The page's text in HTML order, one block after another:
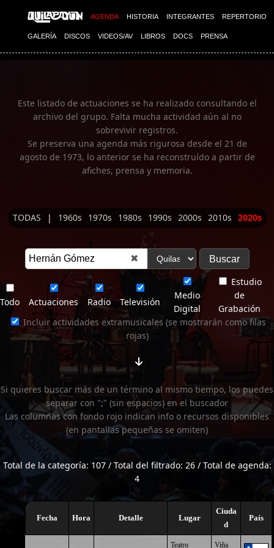
AGENDA HISTORIA INTEGRANTES REPERTORIO
GALERÍA DISCOS VIDEOS/AV LIBROS DOCS PRENSA
Imagen 01
Este listado de actuaciones se ha realizado consultando el
archivo del grupo. Falta mucha actividad aún al no
sobrevivir registros.
Se preserva una agenda más rigurosa desde el 21 de
agosto de 1973, lo anterior se ha reconstruído a partir de
afiches, prensa y memoria.
TODAS | 1960s 1970s 1980s 1990s 2000s 2010s 2020s
✖
Todo Actuaciones Radio Televisión
Medio
Digital
Estudio
de
Grabación
Incluir actividades extramusicales (se mostrarán como filas
rojas)
Si quieres buscar más de un término al mismo tiempo, los puedes
separar con ";" (sin espacios) en el buscador
Las columnas con fondo rojo indican info o recursos disponibles
(en pantallas pequeñas se omiten)
Total de la categoría: 107 / Total del filtrado: 26 / Total de agenda:
4
Fecha Hora Detalle Lugar
Ciuda
d
País
Teatro Viña